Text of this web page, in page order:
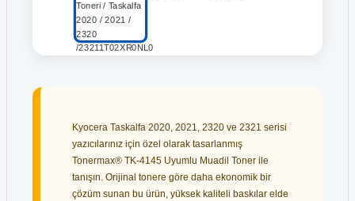
Kyocera Taskalfa 2020, 2021, 2320 ve 2321 serisi
yazıcılarınız için özel olarak tasarlanmış
Tonermax® TK-4145 Uyumlu Muadil Toner ile
tanışın. Orijinal tonere göre daha ekonomik bir
çözüm sunan bu ürün, yüksek kaliteli baskılar elde